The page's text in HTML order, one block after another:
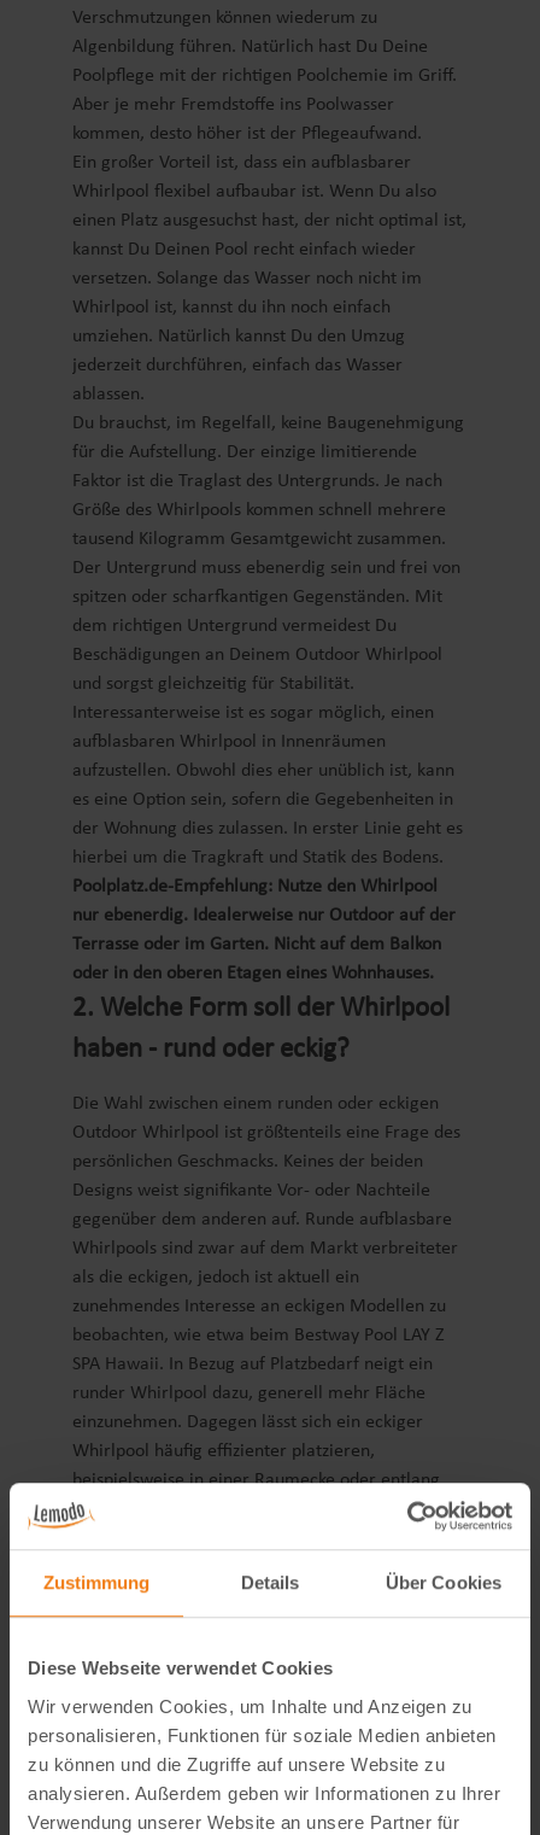
Zustimmung Details Über Cookies
Diese Webseite verwendet Cookies
Wir verwenden Cookies, um Inhalte und Anzeigen zu
personalisieren, Funktionen für soziale Medien anbieten
zu können und die Zugriffe auf unsere Website zu
analysieren. Außerdem geben wir Informationen zu Ihrer
Verwendung unserer Website an unsere Partner für
Verschmutzungen können wiederum zu
Algenbildung führen. Natürlich hast Du Deine
Poolpflege mit der richtigen Poolchemie im Griff.
Aber je mehr Fremdstoffe ins Poolwasser
kommen, desto höher ist der Pflegeaufwand.
Ein großer Vorteil ist, dass ein aufblasbarer
Whirlpool flexibel aufbaubar ist. Wenn Du also
einen Platz ausgesuchst hast, der nicht optimal ist,
kannst Du Deinen Pool recht einfach wieder
versetzen. Solange das Wasser noch nicht im
Whirlpool ist, kannst du ihn noch einfach
umziehen. Natürlich kannst Du den Umzug
jederzeit durchführen, einfach das Wasser
ablassen.
Du brauchst, im Regelfall, keine Baugenehmigung
für die Aufstellung. Der einzige limitierende
Faktor ist die Traglast des Untergrunds. Je nach
Größe des Whirlpools kommen schnell mehrere
tausend Kilogramm Gesamtgewicht zusammen.
Der Untergrund muss ebenerdig sein und frei von
spitzen oder scharfkantigen Gegenständen. Mit
dem richtigen Untergrund vermeidest Du
Beschädigungen an Deinem Outdoor Whirlpool
und sorgst gleichzeitig für Stabilität.
Interessanterweise ist es sogar möglich, einen
aufblasbaren Whirlpool in Innenräumen
aufzustellen. Obwohl dies eher unüblich ist, kann
es eine Option sein, sofern die Gegebenheiten in
der Wohnung dies zulassen. In erster Linie geht es
hierbei um die Tragkraft und Statik des Bodens.
Poolplatz.de-Empfehlung: Nutze den Whirlpool
nur ebenerdig. Idealerweise nur Outdoor auf der
Terrasse oder im Garten. Nicht auf dem Balkon
oder in den oberen Etagen eines Wohnhauses.
2. Welche Form soll der Whirlpool
haben - rund oder eckig?
Die Wahl zwischen einem runden oder eckigen
Outdoor Whirlpool ist größtenteils eine Frage des
persönlichen Geschmacks. Keines der beiden
Designs weist signifikante Vor- oder Nachteile
gegenüber dem anderen auf. Runde aufblasbare
Whirlpools sind zwar auf dem Markt verbreiteter
als die eckigen, jedoch ist aktuell ein
zunehmendes Interesse an eckigen Modellen zu
beobachten, wie etwa beim Bestway Pool LAY Z
SPA Hawaii. In Bezug auf Platzbedarf neigt ein
runder Whirlpool dazu, generell mehr Fläche
einzunehmen. Dagegen lässt sich ein eckiger
Whirlpool häufig effizienter platzieren,
beispielsweise in einer Raumecke oder entlang
einer geraden Wand, wodurch er besonders für
Bei einem eckigen Pool fällt die Zuordnung der
3. Wie viele Personen dürfen mit in
den Whirlpool?
Ein aufblasbarer Whirlpool bietet eine